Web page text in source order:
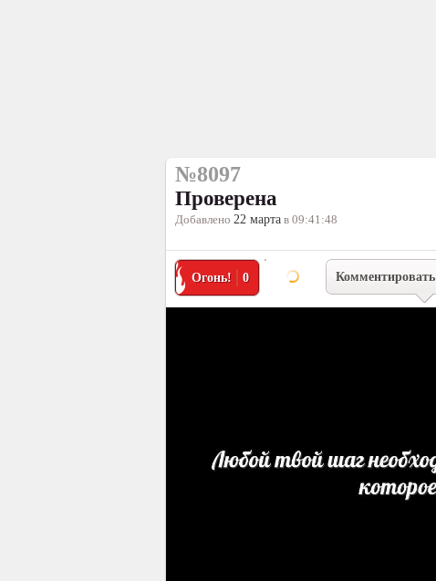
№8097
Проверена
Добавлено 22 марта в 09:41:48
Огонь! 0 Комментировать